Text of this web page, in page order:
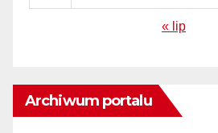
« lip
Archiwum portalu